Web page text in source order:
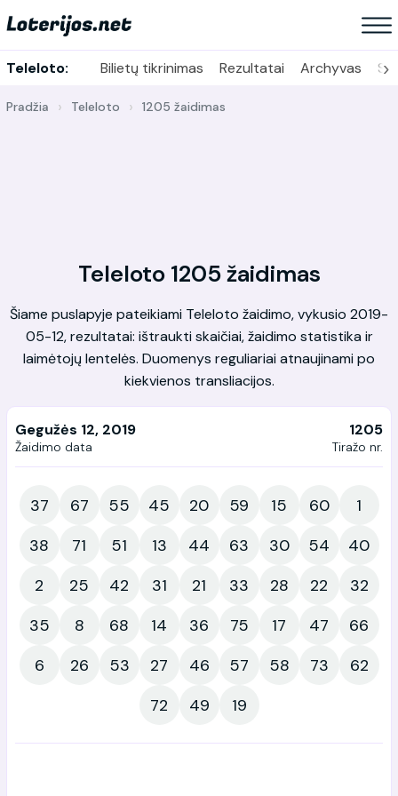
Teleloto: Bilietų tikrinimas Rezultatai Archyvas ›
Pradžia Teleloto 1205 žaidimas
Teleloto 1205 žaidimas
Šiame puslapyje pateikiami Teleloto žaidimo, vykusio 2019-
05-12, rezultatai: ištraukti skaičiai, žaidimo statistika ir
laimėtojų lentelės. Duomenys reguliariai atnaujinami po
kiekvienos transliacijos.
Gegužės 12, 2019
Žaidimo data
1205
Tiražo nr.
37 67 55 45 20 59 15 60
1
38
71 51 13 44 63 30 54
40
2
25 42 31 21 33 28 22
32
35
8 68 14 36 75 17 47
66
6
26 53 27 46 57 58 73
62
72
49 19